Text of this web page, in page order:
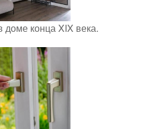
доме конца XIX века.